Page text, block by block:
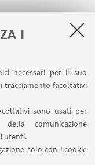
I
necessari per il suo
tracciamento facoltativi
sono usati per
comunicazione
utenti.
solo con i cookie
SU: